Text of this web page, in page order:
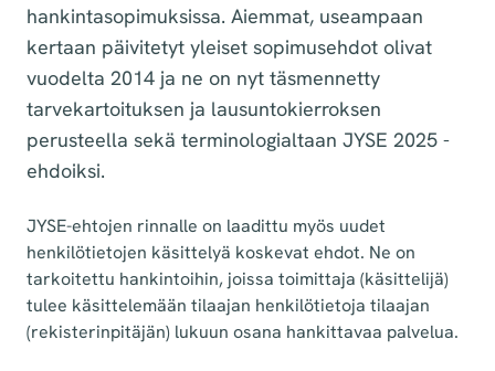
hankintasopimuksissa. Aiemmat, useampaan
kertaan päivitetyt yleiset sopimusehdot olivat
vuodelta 2014 ja ne on nyt täsmennetty
tarvekartoituksen ja lausuntokierroksen
perusteella sekä terminologialtaan JYSE 2025 -
ehdoiksi.
JYSE-ehtojen rinnalle on laadittu myös uudet
henkilötietojen käsittelyä koskevat ehdot. Ne on
tarkoitettu hankintoihin, joissa toimittaja (käsittelijä)
tulee käsittelemään tilaajan henkilötietoja tilaajan
(rekisterinpitäjän) lukuun osana hankittavaa palvelua.